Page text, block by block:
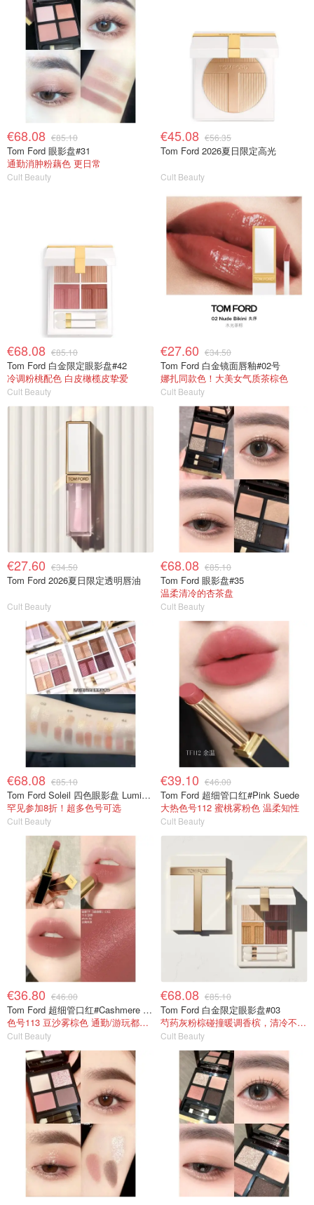
€68.08 €85.10
Tom Ford 眼影盘#31
通勤消肿粉藕色 更日常
Cult Beauty
€45.08 €56.35
Tom Ford 2026夏日限定高光
Cult Beauty
€68.08 €85.10
Tom Ford 白金限定眼影盘#42
冷调粉桃配色 白皮橄榄皮挚爱
Cult Beauty
€27.60 €34.50
Tom Ford 白金镜面唇釉#02号
娜扎同款色！大美女气质茶棕色
Cult Beauty
€27.60 €34.50
Tom Ford 2026夏日限定透明唇油
Cult Beauty
€68.08 €85.10
Tom Ford 眼影盘#35
温柔清冷的杏茶盘
Cult Beauty
€68.08 €85.10
Tom Ford Soleil 四色眼影盘 Lumiere
罕见参加8折！超多色号可选
Cult Beauty
€39.10 €46.00
Tom Ford 超细管口红#Pink Suede
大热色号112 蜜桃雾粉色 温柔知性
Cult Beauty
€36.80 €46.00
Tom Ford 超细管口红#Cashmere Suede
色号113 豆沙雾棕色 通勤/游玩都合适
Cult Beauty
€68.08 €85.10
Tom Ford 白金限定眼影盘#03
芍药灰粉棕碰撞暖调香槟，清冷不失柔和
Cult Beauty